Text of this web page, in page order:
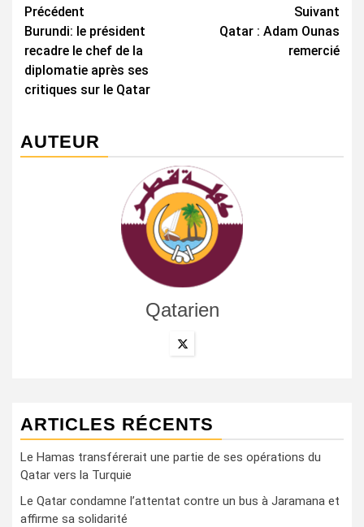
Navigation
d’article
Précédent
Burundi: le président
recadre le chef de la
diplomatie après ses
critiques sur le Qatar
Suivant
Qatar : Adam Ounas
remercié
AUTEUR
Qatarien
ARTICLES RÉCENTS
Le Hamas transférerait une partie de ses opérations du
Qatar vers la Turquie
Le Qatar condamne l’attentat contre un bus à Jaramana et
affirme sa solidarité